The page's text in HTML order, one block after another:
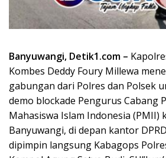
Banyuwangi, Detik1.com –
Kombes Deddy Foury Millewa
gabungan dari Polres dan Polsek
demo blockade Pengurus Cabang
Mahasiswa Islam Indonesia (PMII)
Banyuwangi, di depan kantor
dipimpin langsung Kabagops